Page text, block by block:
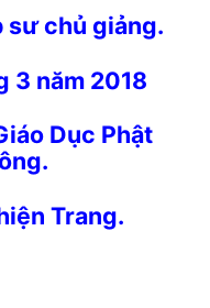
sư chủ giảng.
3 năm 2018
Dục Phật
.
Trang.